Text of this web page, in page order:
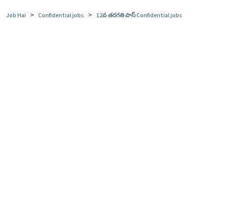
Job Hai > Confidential jobs > 12వ తరగతి పాస్ Confidential jobs